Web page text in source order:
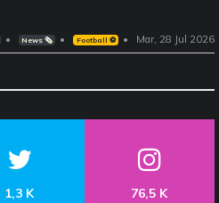
News 🗞️ Football ⚽️ Mar, 28 Jul 2026
1,3 K
76,5 K